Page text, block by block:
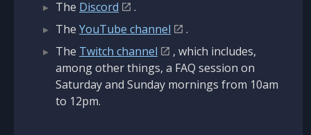
The Discord
.
The YouTube channel
.
The Twitch channel
, which includes,
among other things, a FAQ session on
Saturday and Sunday mornings from 10am
to 12pm.